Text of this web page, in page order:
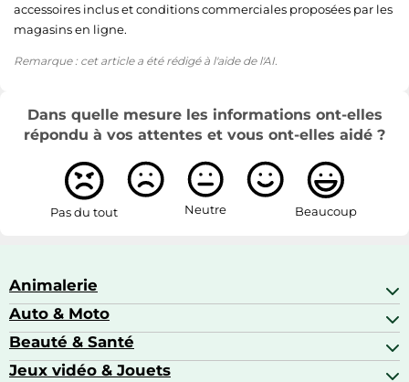
accessoires inclus et conditions commerciales proposées par les
magasins en ligne.
Remarque : cet article a été rédigé à l'aide de l'AI.
Dans quelle mesure les informations ont-elles
répondu à vos attentes et vous ont-elles aidé ?
Pas du tout Neutre Beaucoup
Animalerie
Abris pour animaux sauvages
Aquariophilie
Colliers GPS
Auto & Moto
Accessoires auto
Attelage & portage
Beauté & Santé
Alimentation bébé
Jeux vidéo & Jouets